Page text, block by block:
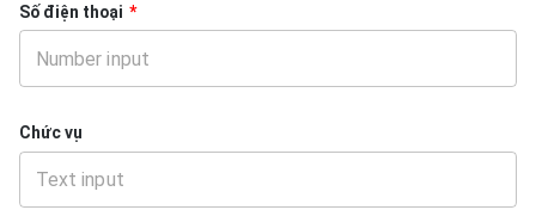
Số điện thoại *
Chức vụ